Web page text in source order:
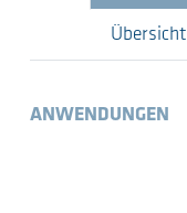
Übersicht
ANWENDUNGEN